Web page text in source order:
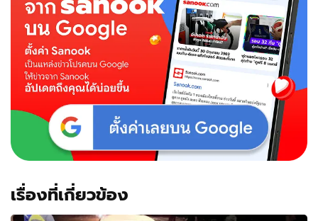
เรื่องที่เกี่ยวข้อง